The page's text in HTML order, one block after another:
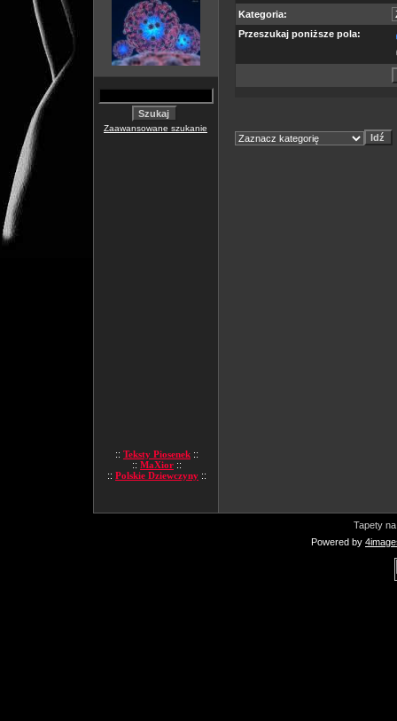
Zaawansowane szukanie
:: Teksty Piosenek ::
:: MaXior ::
:: Polskie Dziewczyny ::
Kategoria:
Przeszukaj poniższe pola:
Tapety
Powered by